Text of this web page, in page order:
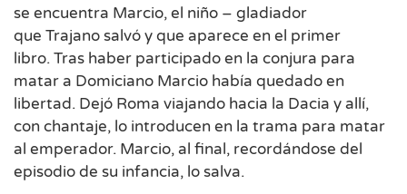
se encuentra Marcio, el niño – gladiador
que Trajano salvó y que aparece en el primer
libro. Tras haber participado en la conjura para
matar a Domiciano Marcio había quedado en
libertad. Dejó Roma viajando hacia la Dacia y allí,
con chantaje, lo introducen en la trama para matar
al emperador. Marcio, al final, recordándose del
episodio de su infancia, lo salva.